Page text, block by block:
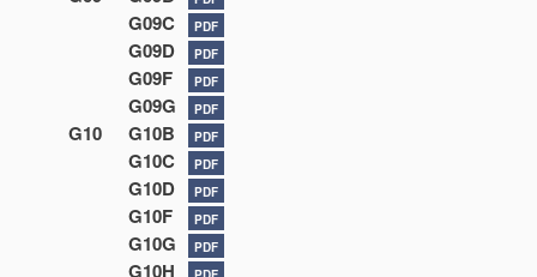
G09C PDF
G09D PDF
G09F PDF
G09G PDF
G10 G10B PDF
G10C PDF
G10D PDF
G10F PDF
G10G PDF
G10H